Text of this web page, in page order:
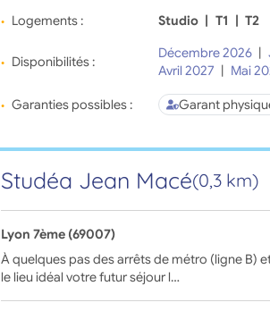
Logements : Studio T1 T2
Disponibilités :
Décembre 2026
Avril 2027
Mai
Garanties possibles :
Garant
Studéa Jean Macé(0,3 km)
Lyon 7ème (69007)
À quelques pas des arrêts de métro (ligne B)
le lieu idéal votre futur séjour l…